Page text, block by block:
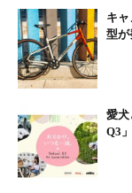
キ
型が
愛
Q3